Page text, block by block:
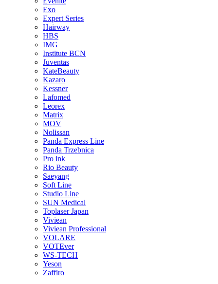
Exo
Expert Series
Hairway
HBS
IMG
Institute BCN
Juventas
KateBeauty
Kazaro
Kessner
Lafomed
Leorex
Matrix
MOV
Nolissan
Panda Express Line
Panda Trzebnica
Pro ink
Rio Beauty
Saeyang
Soft Line
Studio Line
SUN Medical
Toplaser Japan
Viviean
Viviean Professional
VOLARE
VOTEver
WS-TECH
Yeson
Zaffiro